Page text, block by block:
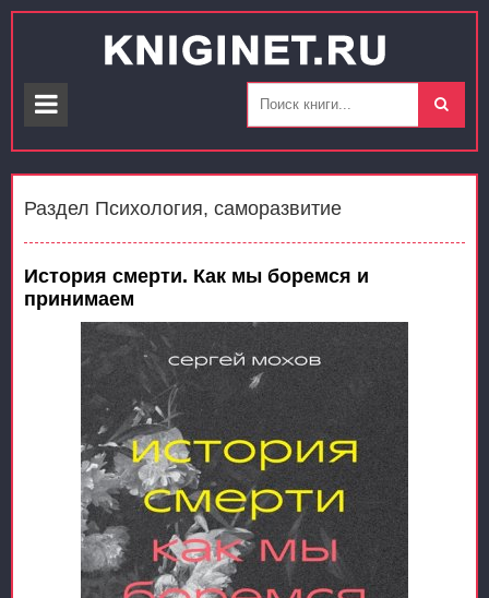
Раздел Психология, саморазвитие
История смерти. Как мы боремся и
принимаем